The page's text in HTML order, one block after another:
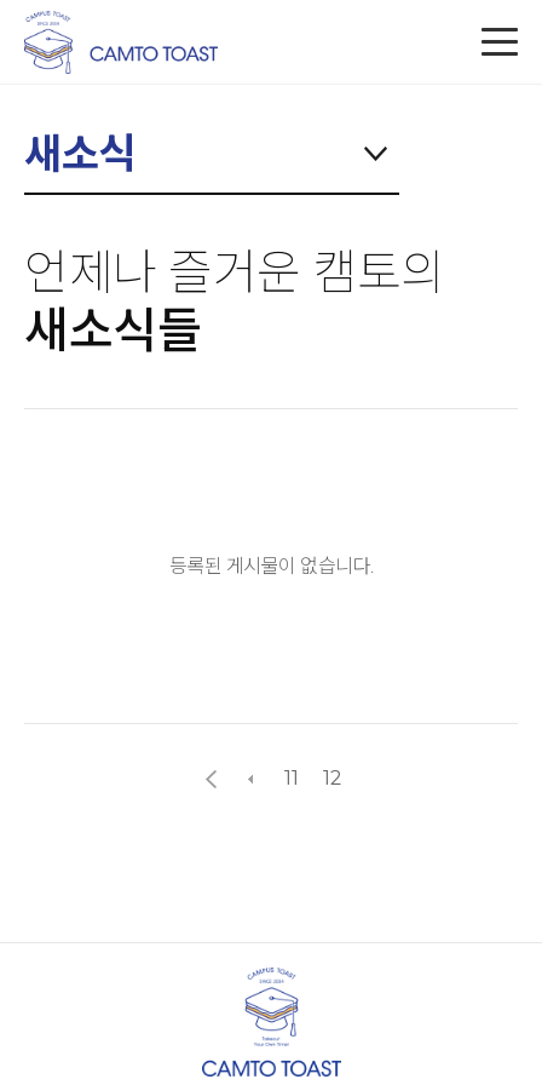
새소식
언제나 즐거운 캠토의
새소식들
등록된 게시물이 없습니다.
11 12